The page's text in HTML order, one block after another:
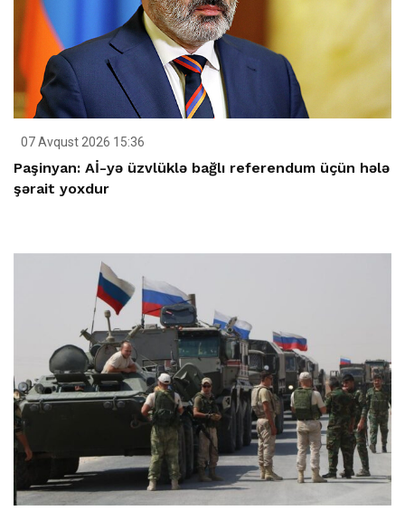
07 Avqust 2026 15:36
Paşinyan: Aİ-yə üzvlüklə bağlı referendum üçün hələ
şərait yoxdur